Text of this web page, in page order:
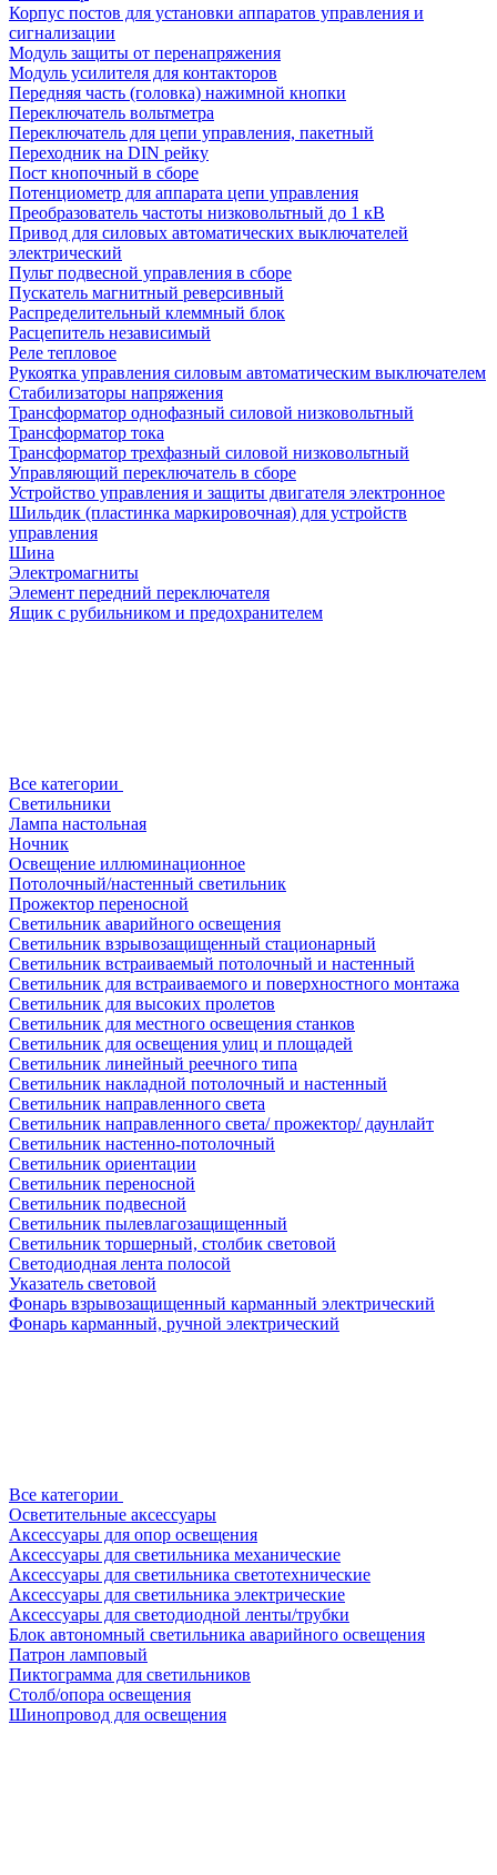
Корпус постов для установки аппаратов управления и
сигнализации
Модуль защиты от перенапряжения
Модуль усилителя для контакторов
Передняя часть (головка) нажимной кнопки
Переключатель вольтметра
Переключатель для цепи управления, пакетный
Переходник на DIN рейку
Пост кнопочный в сборе
Потенциометр для аппарата цепи управления
Преобразователь частоты низковольтный до 1 кВ
Привод для силовых автоматических выключателей
электрический
Пульт подвесной управления в сборе
Пускатель магнитный реверсивный
Распределительный клеммный блок
Расцепитель независимый
Реле тепловое
Рукоятка управления силовым автоматическим выключателем
Стабилизаторы напряжения
Трансформатор однофазный силовой низковольтный
Трансформатор тока
Трансформатор трехфазный силовой низковольтный
Управляющий переключатель в сборе
Устройство управления и защиты двигателя электронное
Шильдик (пластинка маркировочная) для устройств
управления
Шина
Электромагниты
Элемент передний переключателя
Ящик с рубильником и предохранителем
Все категории
Светильники
Лампа настольная
Ночник
Освещение иллюминационное
Потолочный/настенный светильник
Прожектор переносной
Светильник аварийного освещения
Светильник взрывозащищенный стационарный
Светильник встраиваемый потолочный и настенный
Светильник для встраиваемого и поверхностного монтажа
Светильник для высоких пролетов
Светильник для местного освещения станков
Светильник для освещения улиц и площадей
Светильник линейный реечного типа
Светильник накладной потолочный и настенный
Светильник направленного света
Светильник направленного света/ прожектор/ даунлайт
Светильник настенно-потолочный
Светильник ориентации
Светильник переносной
Светильник подвесной
Светильник пылевлагозащищенный
Светильник торшерный, столбик световой
Светодиодная лента полосой
Указатель световой
Фонарь взрывозащищенный карманный электрический
Фонарь карманный, ручной электрический
Все категории
Осветительные аксессуары
Аксессуары для опор освещения
Аксессуары для светильника механические
Аксессуары для светильника светотехнические
Аксессуары для светильника электрические
Аксессуары для светодиодной ленты/трубки
Блок автономный светильника аварийного освещения
Патрон ламповый
Пиктограмма для светильников
Столб/опора освещения
Шинопровод для освещения